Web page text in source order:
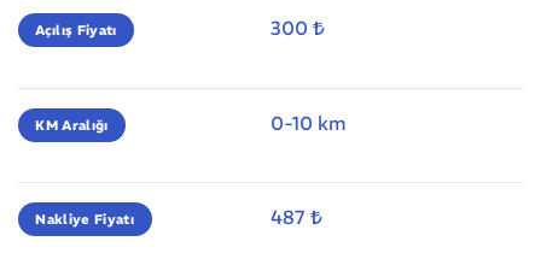
Açılış Fiyatı 300 ₺
KM Aralığı 0-10 km
Nakliye Fiyatı 487 ₺